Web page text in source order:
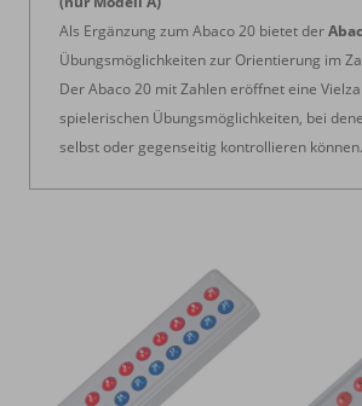
Als Ergänzung zum Abaco 20 bietet der
Übungsmöglichkeiten zur Orientierung im
Der Abaco 20 mit Zahlen eröffnet eine
spielerischen Übungsmöglichkeiten, bei
selbst oder gegenseitig kontrollieren können.